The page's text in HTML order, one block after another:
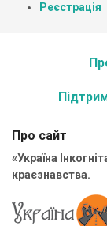
Реєстрація
Про сайт
«Україна
краєзнавства.